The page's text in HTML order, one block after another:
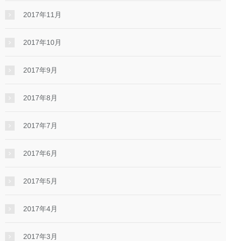
2017年11月
2017年10月
2017年9月
2017年8月
2017年7月
2017年6月
2017年5月
2017年4月
2017年3月